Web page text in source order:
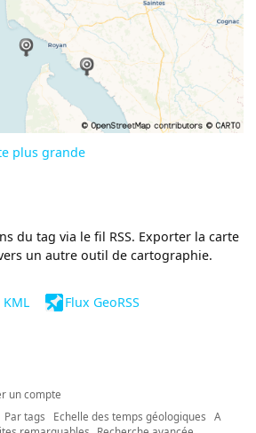
plus grande
du tag via le fil RSS. Exporter la carte
un autre outil de cartographie.
KML Flux GeoRSS
un compte
Par tags Echelle des temps géologiques
A